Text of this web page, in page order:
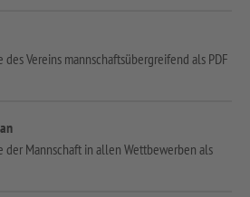
Vereins mannschaftsübergreifend als PDF
Mannschaft in allen Wettbewerben als